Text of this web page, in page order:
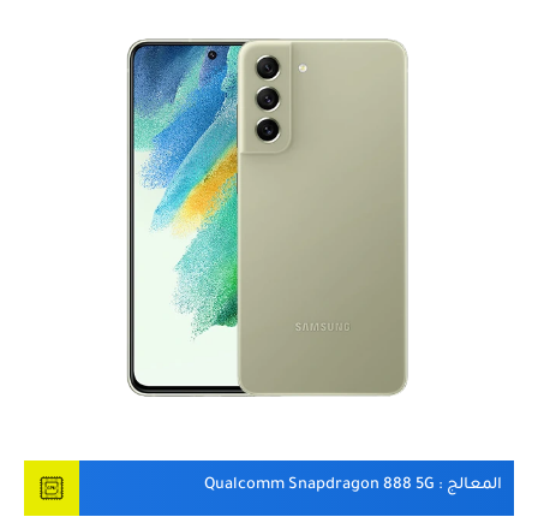
المعالج : Qualcomm Snapdragon 888 5G